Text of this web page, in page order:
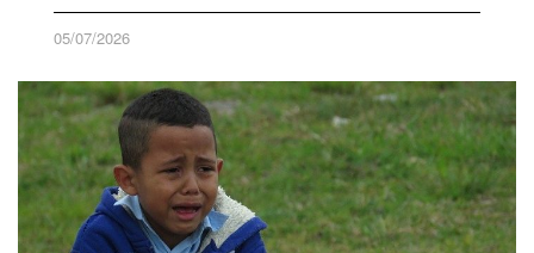
05/07/2026